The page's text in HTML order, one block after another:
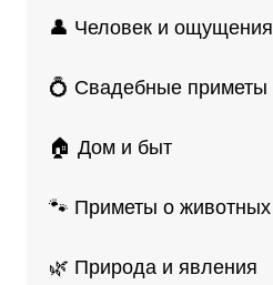
👤 Человек и ощущения
💍 Свадебные приметы
🏠 Дом и быт
🐾 Приметы о животных
🌿 Природа и явления